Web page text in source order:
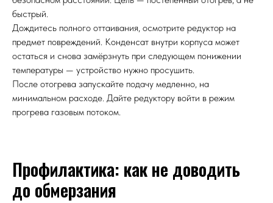
быстрый.
Дождитесь полного оттаивания, осмотрите редуктор на
предмет повреждений. Конденсат внутри корпуса может
остаться и снова замёрзнуть при следующем понижении
температуры — устройство нужно просушить.
После отогрева запускайте подачу медленно, на
минимальном расходе. Дайте редуктору войти в режим
прогрева газовым потоком.
Профилактика: как не доводить
до обмерзания